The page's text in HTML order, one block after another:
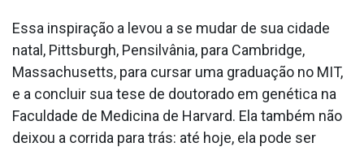
Essa inspiração a levou a se mudar de sua cidade
natal, Pittsburgh, Pensilvânia, para Cambridge,
Massachusetts, para cursar uma graduação no MIT,
e a concluir sua tese de doutorado em genética na
Faculdade de Medicina de Harvard. Ela também não
deixou a corrida para trás: até hoje, ela pode ser